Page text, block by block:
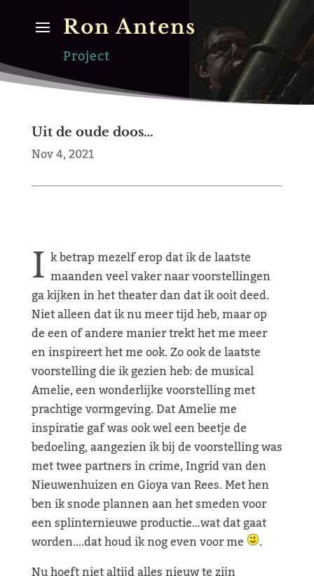
Ron Antens
Project
Uit de oude doos…
Nov 4, 2021
I k betrap mezelf erop dat ik de laatste
maanden veel vaker naar voorstellingen
ga kijken in het theater dan dat ik ooit deed.
Niet alleen dat ik nu meer tijd heb, maar op
de een of andere manier trekt het me meer
en inspireert het me ook. Zo ook de laatste
voorstelling die ik gezien heb: de musical
Amelie, een wonderlijke voorstelling met
prachtige vormgeving. Dat Amelie me
inspiratie gaf was ook wel een beetje de
bedoeling, aangezien ik bij de voorstelling was
met twee partners in crime, Ingrid van den
Nieuwenhuizen en Gioya van Rees. Met hen
ben ik snode plannen aan het smeden voor
een splinternieuwe productie…wat dat gaat
worden….dat houd ik nog even voor me
.